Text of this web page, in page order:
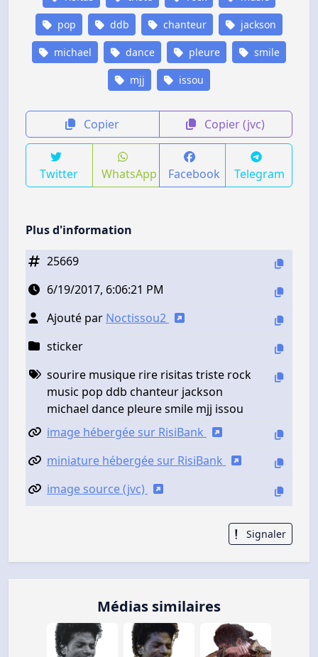
pop ddb chanteur jackson
michael dance pleure smile
mjj issou
Copier Copier (jvc)
Twitter WhatsApp Facebook Telegram
Plus d'information
25669
6/19/2017, 6:06:21 PM
Ajouté par Noctissou2
sticker
sourire musique rire risitas triste rock
music pop ddb chanteur jackson
michael dance pleure smile mjj issou
image hébergée sur RisiBank
miniature hébergée sur RisiBank
image source (jvc)
Signaler
Médias similaires